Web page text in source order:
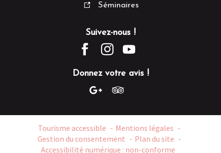
Suivez-nous !
Donnez votre avis !
Séminaires
Tourisme accessible
Mentions légales
Gestion du consentement
Plan du site
Accessibilité numérique : non-conforme